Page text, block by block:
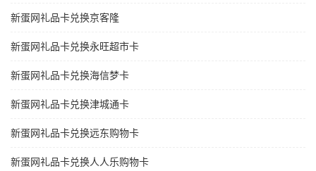
新蛋网礼品卡兑换京客隆
新蛋网礼品卡兑换永旺超市卡
新蛋网礼品卡兑换海信梦卡
新蛋网礼品卡兑换津城通卡
新蛋网礼品卡兑换远东购物卡
新蛋网礼品卡兑换人人乐购物卡